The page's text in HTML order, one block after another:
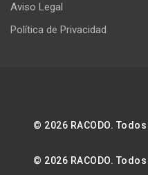
Aviso Legal
Política de Privacidad